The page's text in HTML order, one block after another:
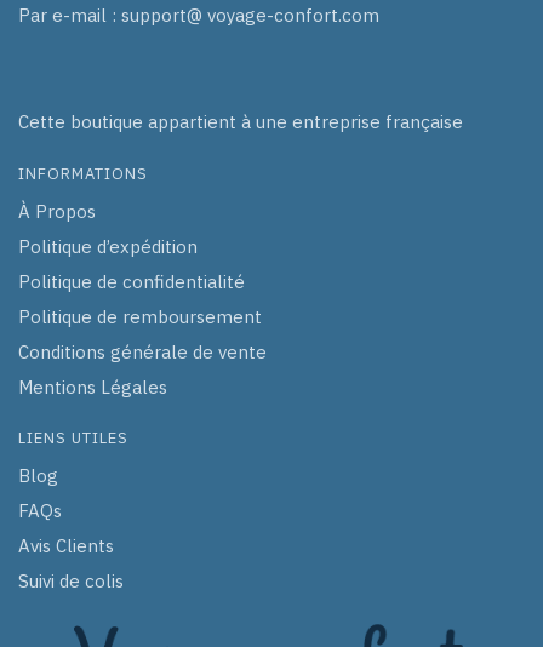
Par e-mail : support@ voyage-confort.com
Cette boutique appartient à une entreprise française
INFORMATIONS
À Propos
Politique d’expédition
Politique de confidentialité
Politique de remboursement
Conditions générale de vente
Mentions Légales
LIENS UTILES
Blog
FAQs
Avis Clients
Suivi de colis